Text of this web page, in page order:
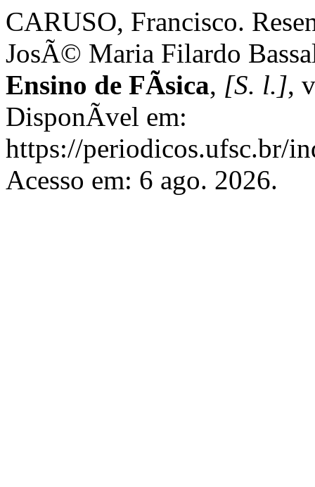
CARUSO, Francisco.
JosÃ© Maria Filardo
Ensino de FÃ­sica, [S. l.],
DisponÃ­vel em:
https://periodicos.ufsc.br/
Acesso em: 6 ago. 2026.